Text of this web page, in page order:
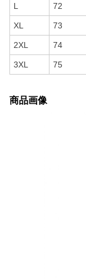
L 72
XL 73
2XL 74
3XL 75
商品画像